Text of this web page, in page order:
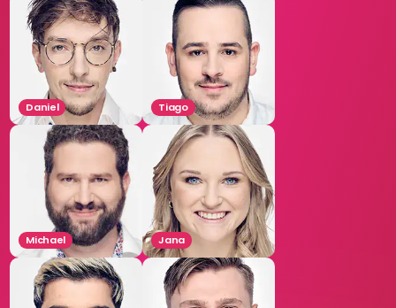
Daniel Tiago
Michael Jana